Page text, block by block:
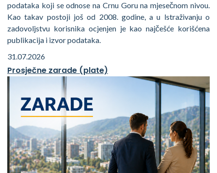
podataka koji se odnose na Crnu Goru na mjesečnom nivou.
Kao takav postoji još od 2008. godine, a u lstraživanju o
zadovoljstvu korisnika ocjenjen je kao najčešće korišćena
publikacija i izvor podataka.
31.07.2026
Prosječne zarade (plate)